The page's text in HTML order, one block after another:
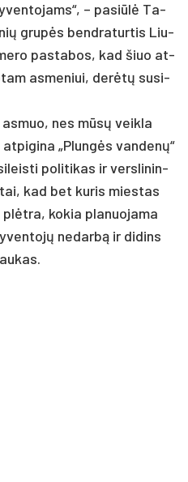
– pa­si­ūlė Ta­
grupės bend­ra­tur­tis Liu­
pa­sta­bos, kad šiuo at­
as­me­niui, derėtų su­si­
nes mūsų veik­la
„Plungės van­denų“
po­li­ti­kas ir vers­li­nin­
kad bet ku­ris mies­tas
ko­kia pla­nuo­ja­ma
ne­darbą ir di­dins